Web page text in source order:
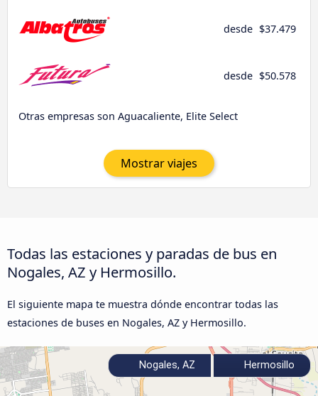
desde $37.479
desde $50.578
Otras empresas son Aguacaliente, Elite Select
Mostrar viajes
Todas las estaciones y paradas de bus en
Nogales, AZ y Hermosillo.
El siguiente mapa te muestra dónde encontrar todas las
estaciones de buses en Nogales, AZ y Hermosillo.
Nogales, AZ Hermosillo